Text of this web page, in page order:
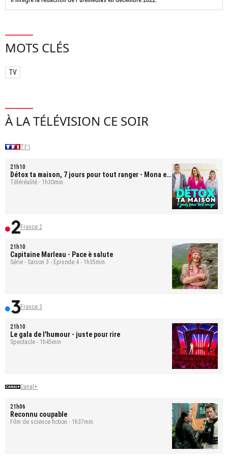
MOTS CLÉS
TV
À LA TÉLÉVISION CE SOIR
TF1
21h10
Détox ta maison, 7 jours pour tout ranger - Mona et
Bastien
Téléréalité - 1h30min.
France 2
21h10
Capitaine Marleau - Pace è salute
Série - Saison 3 - Épisode 4 - 1h35min.
France 3
21h10
Le gala de l'humour - juste pour rire
Spectacle - 1h45min.
Canal+
21h06
Reconnu coupable
Film de science fiction - 1h37min.